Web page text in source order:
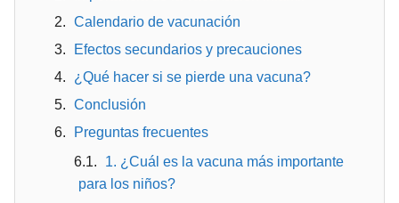
Calendario de vacunación
Efectos secundarios y precauciones
¿Qué hacer si se pierde una vacuna?
Conclusión
Preguntas frecuentes
1. ¿Cuál es la vacuna más importante
para los niños?